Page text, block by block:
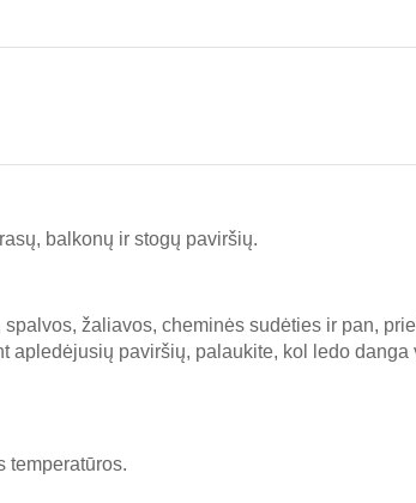
balkonų ir stogų paviršių.
žaliavos, cheminės sudėties ir pan,
paviršių, palaukite, kol ledo
temperatūros.